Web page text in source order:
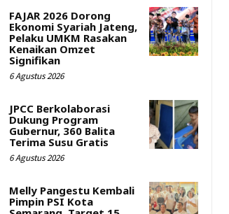
FAJAR 2026 Dorong
Ekonomi Syariah Jateng,
Pelaku UMKM Rasakan
Kenaikan Omzet
Signifikan
6 Agustus 2026
JPCC Berkolaborasi
Dukung Program
Gubernur, 360 Balita
Terima Susu Gratis
6 Agustus 2026
Melly Pangestu Kembali
Pimpin PSI Kota